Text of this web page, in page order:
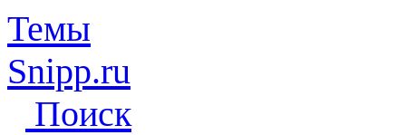
Темы
Snipp.ru
Поиск